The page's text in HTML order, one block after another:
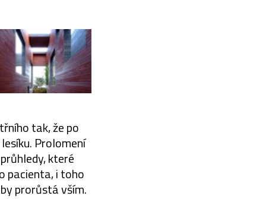
tak, že po
Prolomení
které
pacienta, i toho
prorůstá vším.